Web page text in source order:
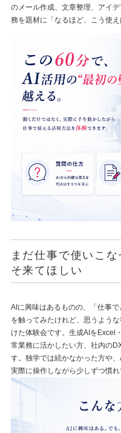
のメール作成、文章整理、アイ
務を題材に「なるほど、こう使
まだ仕事で使いこ
そ来てほしい
AIに興味はあるものの、「仕事
を触ってみたけれど、思うよう
けた体験会です。生成AIをExcel
常業務に活かしたい方、社内の
す。独学では続かなかった方や
実際に操作しながら少しずつ慣れ